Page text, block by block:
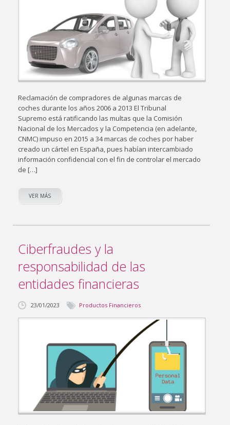
Reclamación de compradores de algunas marcas de
coches durante los años 2006 a 2013 El Tribunal
Supremo está ratificando las multas que la Comisión
Nacional de los Mercados y la Competencia (en adelante,
CNMC) impuso en 2015 a 34 marcas de coches por haber
creado un cártel en España, pues habían intercambiado
información confidencial con el fin de controlar el mercado
de […]
VER MÁS
Ciberfraudes y la
responsabilidad de las
entidades financieras
23/01/2023 Productos Financieros